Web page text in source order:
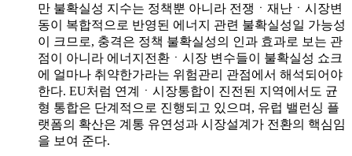
만 불확실성 지수는 정책뿐 아니라 전쟁ㆍ재난ㆍ시장변
동이 복합적으로 반영된 에너지 관련 불확실성일 가능성
이 크므로, 충격은 정책 불확실성의 인과 효과로 보는 관
점이 아니라 에너지전환ㆍ시장 변수들이 불확실성 쇼크
에 얼마나 취약한가라는 위험관리 관점에서 해석되어야
한다. EU처럼 연계ㆍ시장통합이 진전된 지역에서도 균
형 통합은 단계적으로 진행되고 있으며, 유럽 밸런싱 플
랫폼의 확산은 계통 유연성과 시장설계가 전환의 핵심임
을 보여 준다.